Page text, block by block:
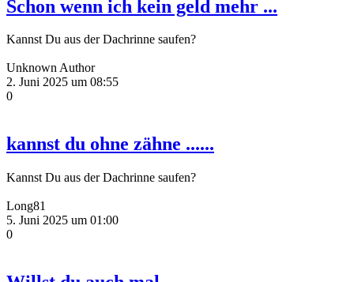
Schon wenn ich kein geld mehr ...
Kannst Du aus der Dachrinne saufen?
Unknown Author
2. Juni 2025 um 08:55
0
kannst du ohne zähne ......
Kannst Du aus der Dachrinne saufen?
Long81
5. Juni 2025 um 01:00
0